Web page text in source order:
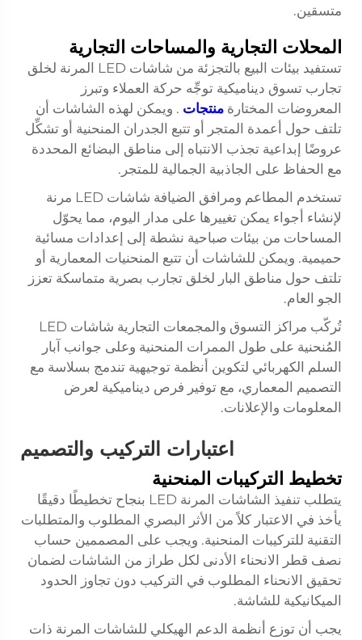
متسقين.
المحلات التجارية والمساحات التجارية
تستفيد بيئات البيع بالتجزئة من شاشات LED المرنة لخلق
تجارب تسوق ديناميكية توجِّه حركة العملاء وتبرز
المعروضات المختارة منتجات . ويمكن لهذه الشاشات أن
تلتف حول أعمدة المتجر أو تتبع الجدران المنحنية أو تشكِّل
عروضًا إبداعية تجذب الانتباه إلى مناطق البضائع المحددة
مع الحفاظ على الجاذبية الجمالية للمتجر.
تستخدم المطاعم ومرافق الضيافة شاشات LED مرنة
لإنشاء أجواء يمكن تغييرها على مدار اليوم، مما يحوّل
المساحات من بيئات صباحية نشطة إلى إعدادات مسائية
حميمية. ويمكن للشاشات أن تتبع المنحنيات المعمارية أو
تلتف حول مناطق البار لخلق تجارب بصرية متماسكة تعزز
الجو العام.
تُركّب مراكز التسوق والمجمعات التجارية
شاشات LED
المُنحنية على طول الممرات المنحنية وعلى جوانب آبار
السلم الكهربائي لتكوين أنظمة توجيهية تندمج بسلاسة مع
التصميم المعماري، مع توفير فرص ديناميكية لعرض
المعلومات والإعلانات.
اعتبارات التركيب والتصميم
تخطيط التركيبات المنحنية
يتطلب تنفيذ الشاشات المرنة LED بنجاح تخطيطًا دقيقًا
يأخذ في الاعتبار كلاً من الأثر البصري المطلوب والمتطلبات
التقنية للتركيبات المنحنية. ويجب على المصممين حساب
نصف قطر الانحناء الأدنى لكل طراز من الشاشات لضمان
تحقيق الانحناء المطلوب في التركيب دون تجاوز الحدود
الميكانيكية للشاشة.
يجب أن توزع أنظمة الدعم الهيكلي للشاشات المرنة ذات